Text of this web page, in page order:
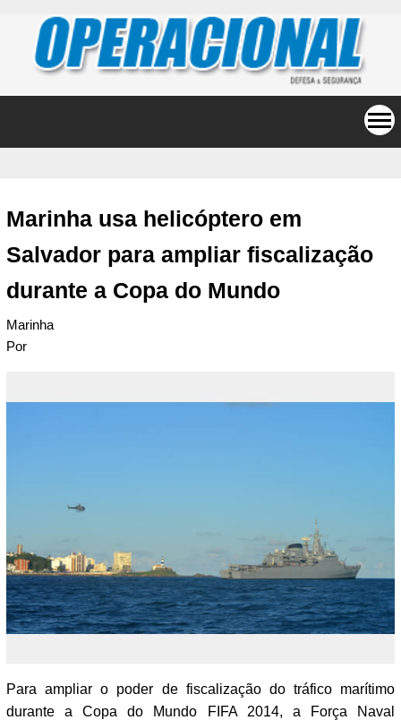
Marinha usa helicóptero em
Salvador para ampliar fiscalização
durante a Copa do Mundo
Marinha
Por
Para ampliar o poder de fiscalização do tráfico marítimo
durante a Copa do Mundo FIFA 2014, a Força Naval